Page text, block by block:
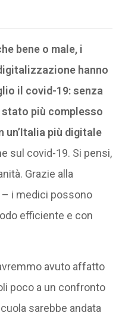
bene o male, i
hanno
il covid-19: senza
stato più complesso
un’Italia più digitale
sul covid-19. Si pensi,
Grazie alla
i medici possono
efficiente e con
avuto affatto
poco a un confronto
sarebbe andata